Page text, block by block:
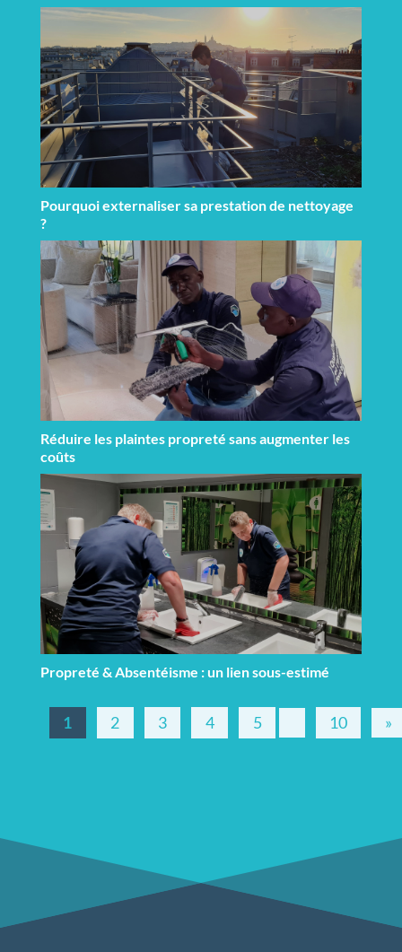
Pourquoi externaliser sa prestation de nettoyage
?
Réduire les plaintes propreté sans augmenter les
coûts
Propreté & Absentéisme : un lien sous-estimé
1 2 3 4 5 10 »